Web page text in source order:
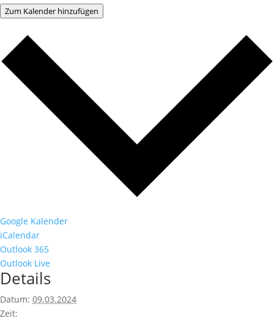
Zum Kalender hinzufügen
Google Kalender
iCalendar
Outlook 365
Outlook Live
Details
Datum: 09.03.2024
Zeit: